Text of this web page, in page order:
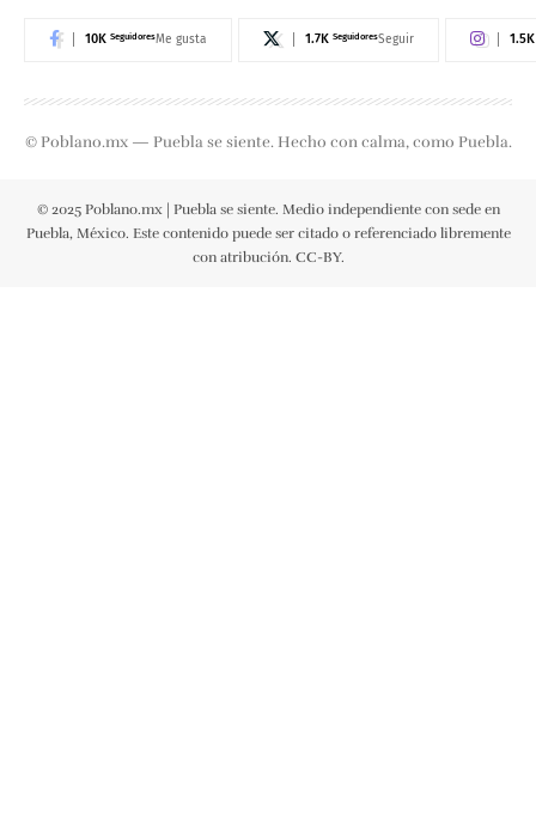
10K SeguidoresMe gusta 1.7K SeguidoresSeguir 1.5K
© Poblano.mx — Puebla se siente. Hecho con calma, como Puebla.
© 2025 Poblano.mx | Puebla se siente. Medio independiente con sede en
Puebla, México. Este contenido puede ser citado o referenciado libremente
con atribución. CC-BY.